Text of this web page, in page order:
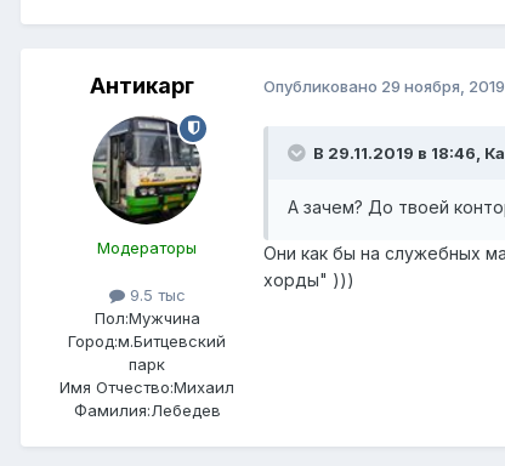
Антикарг
Модераторы
9.5 тыс
Пол:Мужчина
Город:м.Битцевский
парк
Имя Отчество:Михаил
Фамилия:Лебедев
Опубликовано 29 ноября, 2019
В 29.11.2019 в 18:46,
А зачем? До твоей
Они как бы на служебных
хорды" )))